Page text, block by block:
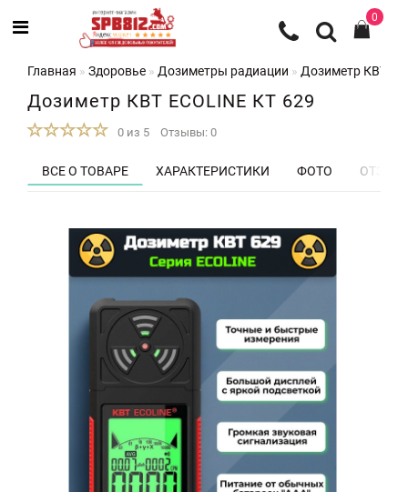
0
Главная Здоровье Дозиметры радиации Дозиметр КВТ
Дозиметр КВТ ECOLINE КТ 629
0 из 5 Отзывы: 0
ВСЕ О ТОВАРЕ ХАРАКТЕРИСТИКИ ФОТО